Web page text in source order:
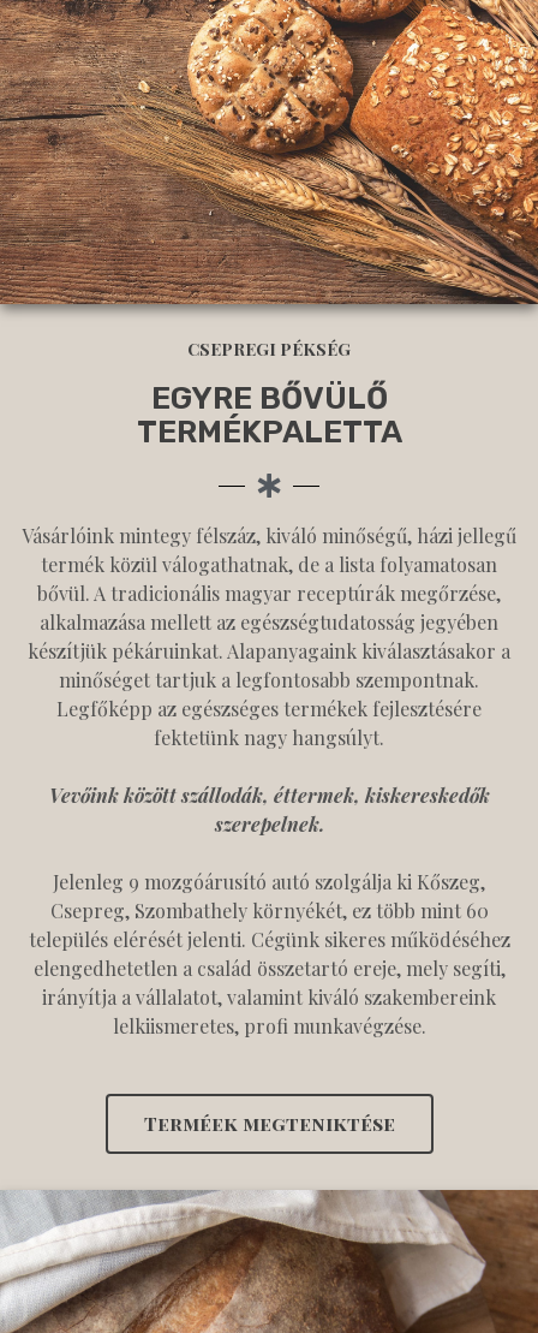
CSEPREGI PÉKSÉG
EGYRE BŐVÜLŐ
TERMÉKPALETTA
Vásárlóink mintegy félszáz, kiváló minőségű, házi jellegű
termék közül válogathatnak, de a lista folyamatosan
bővül. A tradicionális magyar receptúrák megőrzése,
alkalmazása mellett az egészségtudatosság jegyében
készítjük pékáruinkat. Alapanyagaink kiválasztásakor a
minőséget tartjuk a legfontosabb szempontnak.
Legfőképp az egészséges termékek fejlesztésére
fektetünk nagy hangsúlyt.
Vevőink között szállodák, éttermek, kiskereskedők
szerepelnek.
Jelenleg 9 mozgóárusító autó szolgálja ki Kőszeg,
Csepreg, Szombathely környékét, ez több mint 60
település elérését jelenti. Cégünk sikeres működéséhez
elengedhetetlen a család összetartó ereje, mely segíti,
irányítja a vállalatot, valamint kiváló szakembereink
lelkiismeretes, profi munkavégzése.
Terméek megteniktése